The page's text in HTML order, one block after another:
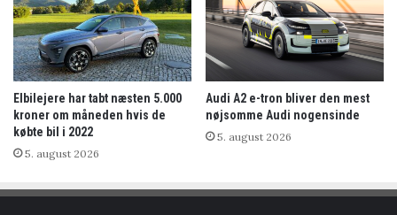
Elbilejere har tabt næsten 5.000
kroner om måneden hvis de
købte bil i 2022
5. august 2026
Audi A2 e-tron bliver den mest
nøjsomme Audi nogensinde
5. august 2026